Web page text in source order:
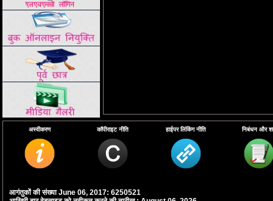
अस्वीकरण कॉपीराइट नीति हाईपर लिंकिंग नीति निबंधन और
आगंतुकों की संख्या June 06, 2017: 6250521